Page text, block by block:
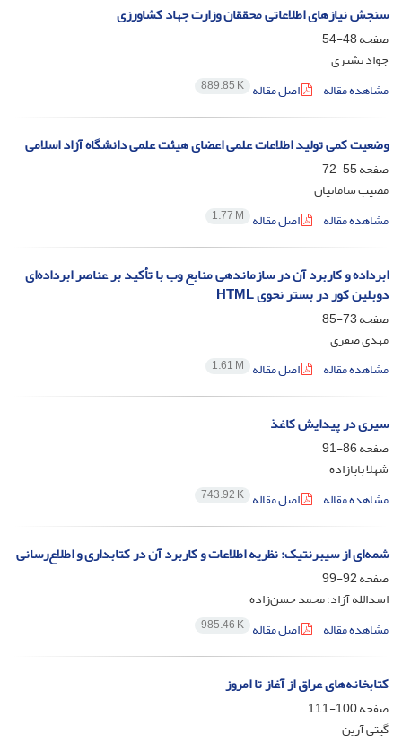
سنجش نیازهای اطلاعاتی محققان وزارت جهاد کشاورزی
صفحه48-54
جواد بشیری
مشاهده مقاله
اصل مقاله 889.85 K
وضعیت کمی تولید اطلاعات علمی اعضای هیئت علمی دانشگاه آزاد اسلامی
صفحه55-72
مصیب سامانیان
مشاهده مقاله
اصل مقاله 1.77 M
ابرداده و کاربرد آن در سازماندهی منابع وب با تأکید بر عناصر ابرداده‌ای
دوبلین کور در بستر نحوی HTML
صفحه73-85
مهدی صفری
مشاهده مقاله
اصل مقاله 1.61 M
سیری در پیدایش کاغذ
صفحه86-91
شهلا بابازاده
مشاهده مقاله
اصل مقاله 743.92 K
شمه‌ای از سیبرنتیک: نظریه اطلاعات و کاربرد آن در کتابداری و اطلاع‌رسانی
صفحه92-99
اسدالله آزاد؛ محمد حسن‌زاده
مشاهده مقاله
اصل مقاله 985.46 K
کتابخانه‌های عراق از آغاز تا امروز
صفحه100-111
گیتی آرین